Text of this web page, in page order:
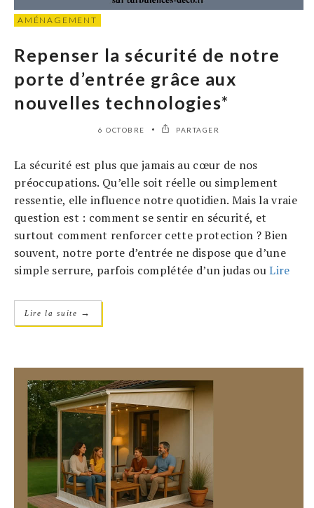
AMÉNAGEMENT
Repenser la sécurité de notre
porte d’entrée grâce aux
nouvelles technologies*
6 OCTOBRE PARTAGER
La sécurité est plus que jamais au cœur de nos
préoccupations. Qu’elle soit réelle ou simplement
ressentie, elle influence notre quotidien. Mais la vraie
question est : comment se sentir en sécurité, et
surtout comment renforcer cette protection ? Bien
souvent, notre porte d’entrée ne dispose que d’une
simple serrure, parfois complétée d’un judas ouLire
Lire la suite →